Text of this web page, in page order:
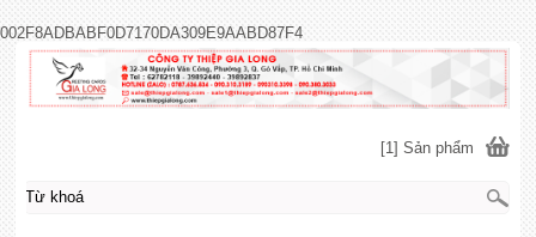
002F8ADBABF0D7170DA309E9AABD87F4
[1] Sản phẩm